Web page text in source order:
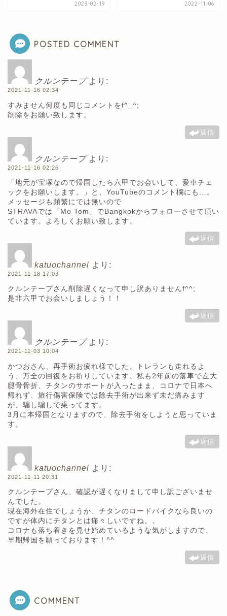
2023-02-19 2022-11-06
POSTED COMMENT
クルンテープ より:
2021-11-16 02:34
すみません何度も同じコメントをf^_^;
削除をお願い致します。
返信
クルンテープ より:
2021-11-16 02:26
「地元が宝塚なので帰国したら六甲でお会いして、愛車チェ
ックをお願いします。」と、YouTubeのコメント欄にも…。
メッセージも頻繁にでは無いので
STRAVAでは「Mo Tom」でBangkokからフォローさせて頂い
ています。よろしくお願い致します。
返信
katuochannel より:
2021-11-18 17:03
クルンテープさん削除遅くなって申し訳ありませんf^^;
是非六甲でお会いしましょう！！
返信
クルンテープ より:
2021-11-03 10:04
かつおさん、再手術お疲れ様でした。トレランも走れるよ
う、万全の回復をお祈りしています。私も2年前の落車で左大
腿骨骨折、チタンのサポートが入ったまま、コロナで日本へ
帰れず、旅行傷害保険では除去手術が出来ず未だ痛みます
が、騙し騙しで乗ってます。
3月に本帰国となりますので、除去手術をしようと思っていま
す。
返信
katuochannel より:
2021-11-11 20:31
クルンテープさん、確認が遅くなりまして申し訳ございませ
んでした。
現在海外在住でしょうか、チタンのロードバイクなら良いの
ですが体内にチタンとは痛々しいですね。。
コロナも落ち着きを見せ始めているような気がしますので、
早期帰国を願っております！^^
返信
COMMENT